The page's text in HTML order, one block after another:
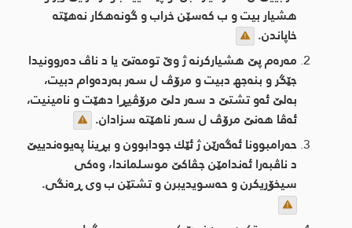
هشیار بیت و ب كه‌سێن خراب و گونه‌هكار نه‌هێته‌
خاپاندن.
مه‌ره‌م پێ هشیاركرنه‌ ژ وێ تومه‌تێ یا د ناڤ ده‌روونیدا
جێگر و بنه‌جھ دبیت و مرۆڤ ل سه‌ر به‌رده‌وام دبیت،
به‌لێ ئه‌و تشتێ د سه‌ر دلێ مرۆڤیڕا دهێت و نامینیت،
ئه‌ڤا هه‌نێ مرۆڤ ل سه‌ر ناهێته‌ سزادان.
حه‌رامبوونا ئه‌گه‌رێن ژ ئێك جودابوون و بڕینا په‌یوه‌ندییێ
د ناڤبه‌را ئه‌ندامێن جڤاكێ موسلماندا، وه‌كی
سیخۆریكرن و حه‌سویدیبرن و تشتێن ب وی ڕه‌نگی.